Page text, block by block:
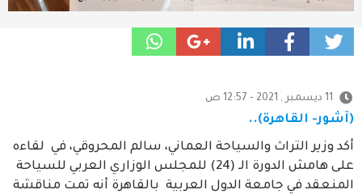
11 ديسمبر , 2021 - 12:57 ص
(آشور- القاهرة)..
أكد وزير التراث والسياحة العماني، سالم المحروقي، في لقاءه
على هامش الدورة الـ (24) للمجلس الوزاري العربي للسياحة
المنعقد في جامعة الدول العربية بالقاهرة أنه تمت مناقشة